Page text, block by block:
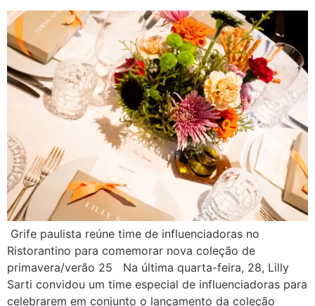
Grife paulista reúne time de influenciadoras no
Ristorantino para comemorar nova coleção de
primavera/verão 25 Na última quarta-feira, 28, Lilly
Sarti convidou um time especial de influenciadoras para
celebrarem em conjunto o lançamento da coleção